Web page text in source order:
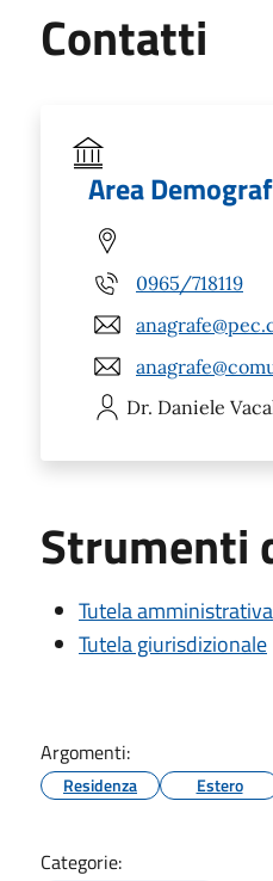
Contatti
Area
0965/718119
Dr. Daniele
Strumenti
Tutela amministrativa
Tutela giurisdizionale
Argomenti:
Residenza Estero
Categorie: